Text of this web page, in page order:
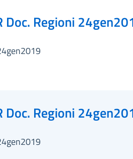
Doc. Regioni
Doc. Regioni